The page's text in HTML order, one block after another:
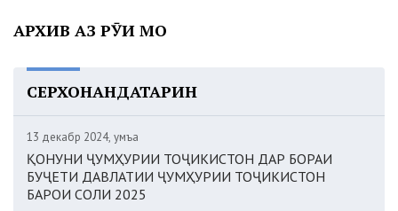
АРХИВ АЗ РӮИ МОҲ
СЕРХОНАНДАТАРИН
13 декабр 2024, Ҷумъа
ҚОНУНИ ҶУМҲУРИИ ТОҶИКИСТОН ДАР БОРАИ
БУҶЕТИ ДАВЛАТИИ ҶУМҲУРИИ ТОҶИКИСТОН
БАРОИ СОЛИ 2025